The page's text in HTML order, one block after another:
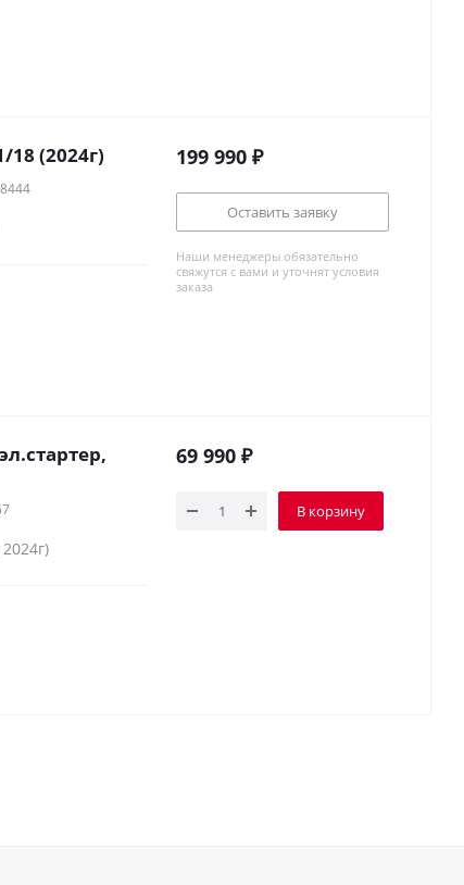
18 (2024г) 199 990 ₽
Оставить заявку
Наши менеджеры обязательно
свяжутся с вами и уточнят условия
заказа
69 990 ₽
В корзину